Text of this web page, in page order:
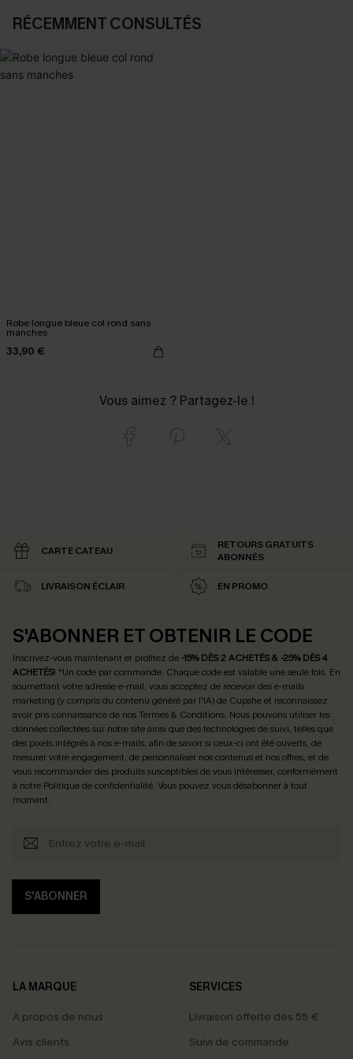
RÉCEMMENT CONSULTÉS
Robe longue bleue col rond sans
manches
33,90 €
Vous aimez ? Partagez-le !
CARTE CATEAU
RETOURS GRATUITS
ABONNÉS
LIVRAISON ÉCLAIR EN PROMO
S'ABONNER ET OBTENIR LE CODE
Inscrivez-vous maintenant et profitez de -15% DÈS 2 ACHETÉS & -25% DÈS 4
ACHETÉS! *Un code par commande. Chaque code est valable une seule fois. En
soumettant votre adresse e-mail, vous acceptez de recevoir des e-mails
marketing (y compris du contenu généré par l'IA) de Cupshe et reconnaissez
avoir pris connaissance de nosTermes & Conditions. Nous pouvons utiliser les
données collectées sur notre site ainsi que des technologies de suivi, telles que
des pixels intégrés à nos e-mails, afin de savoir si ceux-ci ont été ouverts, de
mesurer votre engagement, de personnaliser nos contenus et nos offres, et de
vous recommander des produits susceptibles de vous intéresser, conformément
à notre Politique de confidentialité. Vous pouvez vous désabonner à tout
moment.
S'ABONNER
LA MARQUE
À propos de nous
Avis clients
SERVICES
Livraison offerte dès 55 €
Suivi de commande